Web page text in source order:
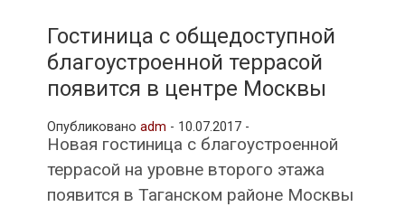
и
другие связанные со стройкой
рубрики
Гостиница с общедоступной
благоустроенной террасой
появится в центре Москвы
Опубликовано adm - 10.07.2017 -
Новая гостиница с благоустроенной
террасой на уровне второго этажа
появится в Таганском районе Москвы